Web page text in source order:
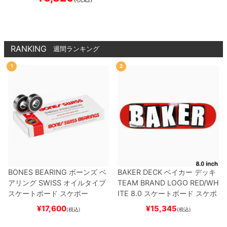
RANKING 週間ランキング
1
BONES BEARING ボーンズ ベ
アリング SWISS オイルタイプ
スケートボード スケボー
¥17,600(税込)
2
BAKER DECK ベイカー デッキ
TEAM BRAND LOGO RED/WH
ITE 8.0 スケートボード スケボ
¥15,345(税込)